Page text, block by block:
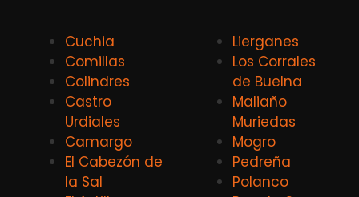
Cuchia
Comillas
Colindres
Castro
Urdiales
Camargo
El Cabezón de
la Sal
Lierganes
Los Corrales
de Buelna
Maliaño
Muriedas
Mogro
Pedreña
Polanco